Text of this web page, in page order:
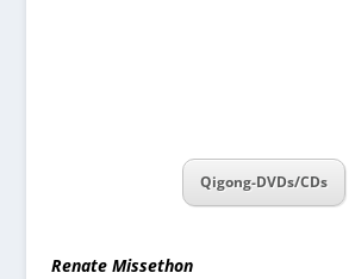
Qigong-DVDs/CDs
Renate Missethon